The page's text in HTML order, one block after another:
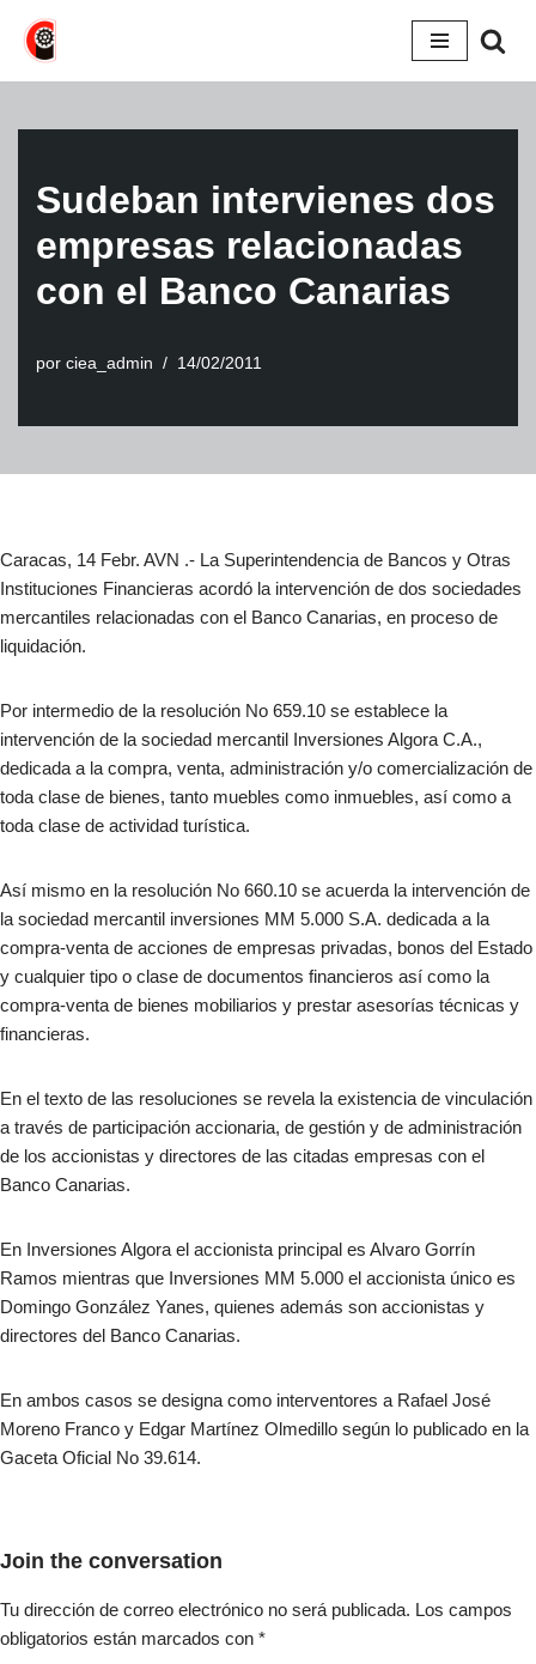
Saltar
Sudeban intervienes dos
empresas relacionadas
con el Banco Canarias
por ciea_admin 14/02/2011
Caracas, 14 Febr. AVN .- La Superintendencia de Bancos y Otras
Instituciones Financieras acordó la intervención de dos sociedades
mercantiles relacionadas con el Banco Canarias, en proceso de
liquidación.
Por intermedio de la resolución No 659.10 se establece la
intervención de la sociedad mercantil Inversiones Algora C.A.,
dedicada a la compra, venta, administración y/o comercialización de
toda clase de bienes, tanto muebles como inmuebles, así como a
toda clase de actividad turística.
Así mismo en la resolución No 660.10 se acuerda la intervención de
la sociedad mercantil inversiones MM 5.000 S.A. dedicada a la
compra-venta de acciones de empresas privadas, bonos del Estado
y cualquier tipo o clase de documentos financieros así como la
compra-venta de bienes mobiliarios y prestar asesorías técnicas y
financieras.
En el texto de las resoluciones se revela la existencia de vinculación
a través de participación accionaria, de gestión y de administración
de los accionistas y directores de las citadas empresas con el
Banco Canarias.
En Inversiones Algora el accionista principal es Alvaro Gorrín
Ramos mientras que Inversiones MM 5.000 el accionista único es
Domingo González Yanes, quienes además son accionistas y
directores del Banco Canarias.
En ambos casos se designa como interventores a Rafael José
Moreno Franco y Edgar Martínez Olmedillo según lo publicado en la
Gaceta Oficial No 39.614.
Join the conversation
Tu dirección de correo electrónico no será publicada. Los campos
obligatorios están marcados con *